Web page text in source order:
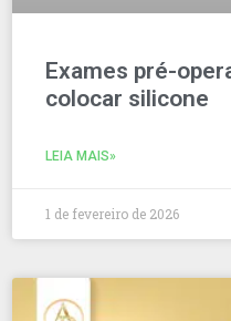
Exames pré-
colocar silicone
LEIA MAIS»
1 de fevereiro de 2026